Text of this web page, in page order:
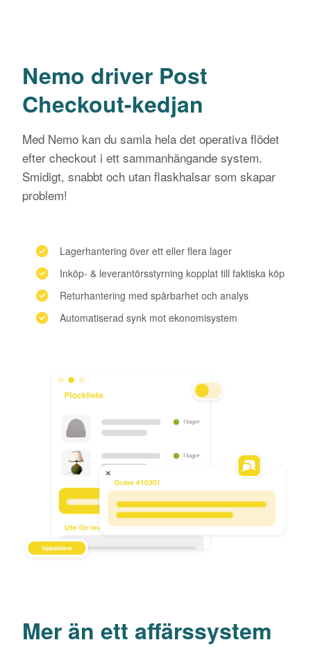
Nemo driver Post
Checkout-kedjan
Med Nemo kan du samla hela det operativa flödet
efter checkout i ett sammanhängande system.
Smidigt, snabbt och utan flaskhalsar som skapar
problem!
Lagerhantering över ett eller flera lager
Inköp- & leverantörsstyrning kopplat till faktiska köp
Returhantering med spårbarhet och analys
Automatiserad synk mot ekonomisystem
Mer än ett affärssystem